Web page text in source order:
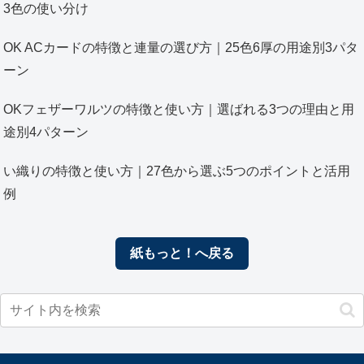
3色の使い分け
OK ACカードの特徴と連量の選び方｜25色6厚の用途別3パタ
ーン
OKフェザーワルツの特徴と使い方｜選ばれる3つの理由と用
途別4パターン
い織りの特徴と使い方｜27色から選ぶ5つのポイントと活用
例
紙もっと！へ戻る